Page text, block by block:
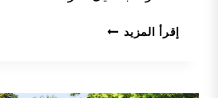
إقرأ المزيد ما